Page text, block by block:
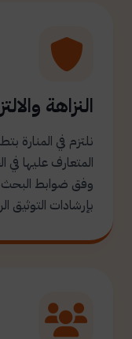
النزاهة
نلتزم في المنارة
المتعارف عليها في
وفق ضوابط البحث
بإرشادات التوثيق